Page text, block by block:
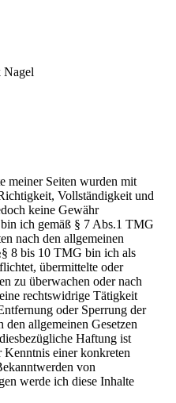
Nagel
meiner Seiten wurden mit
Vollständigkeit und
keine Gewähr
ich gemäß § 7 Abs.1 TMG
nach den allgemeinen
8 bis 10 TMG bin ich als
übermittelte oder
zu überwachen oder nach
rechtswidrige Tätigkeit
oder Sperrung der
allgemeinen Gesetzen
Haftung ist
Kenntnis einer konkreten
von
werde ich diese Inhalte